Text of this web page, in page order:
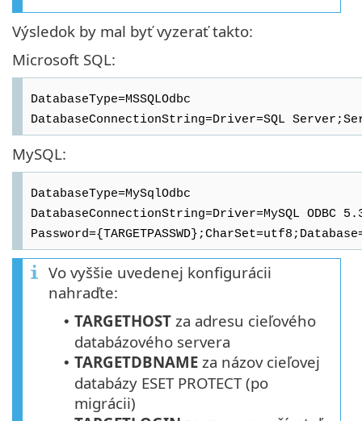
Výsledok by mal byť vyzerať takto:
Microsoft SQL:
DatabaseType=MSSQLOdbc
DatabaseConnectionString=Driver=SQL
MySQL:
DatabaseType=MySqlOdbc
DatabaseConnectionString=Driver=MySQL ODBC
Vo vyššie uvedenej konfigurácii
nahraďte:
• TARGETHOST za adresu cieľového
databázového servera
• TARGETDBNAME za názov cieľovej
databázy ESET PROTECT(po
migrácii)